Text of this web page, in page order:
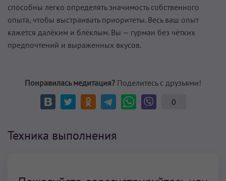
способны легко определять значимость собственного
опыта, чтобы выстраивать приоритеты. Весь ваш опыт
кажется далёким и блёклым. Вы — гурман без чётких
предпочтений и выраженных вкусов.
Понравилась медитация? Поделитесь с друзьями!
0
Техника выполнения